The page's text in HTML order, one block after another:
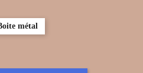
métal